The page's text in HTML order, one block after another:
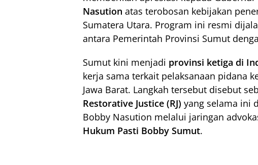
Nasution atas terobosan kebijakan
Sumatera Utara. Program ini resmi
antara Pemerintah Provinsi Sumut
Sumut kini menjadi provinsi ketiga di
kerja sama terkait pelaksanaan pidana
Jawa Barat. Langkah tersebut disebut
Restorative Justice (RJ) yang selama ini
Bobby Nasution melalui jaringan
Hukum Pasti Bobby Sumut.